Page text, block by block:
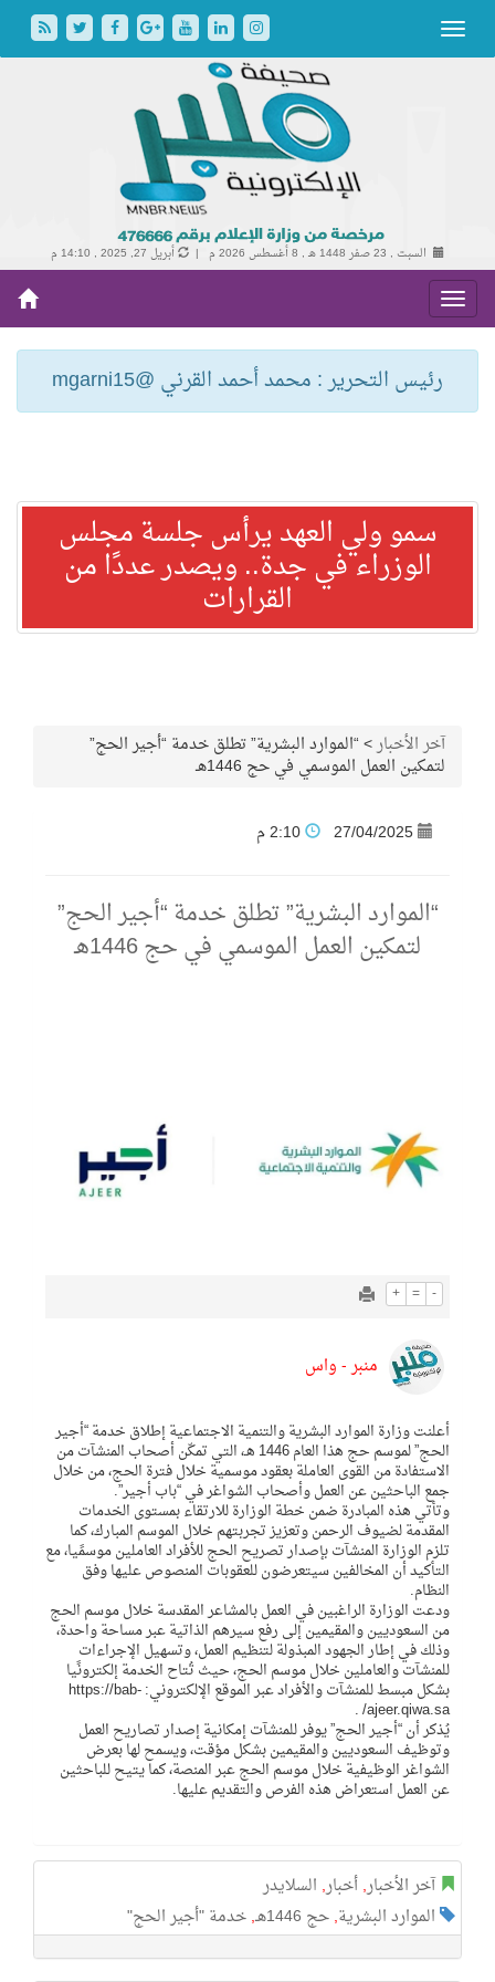
السبت , 23 صفر 1448 هـ , 8 أغسطس 2026 م | أبريل 27, 2025 , 14:10 م
رئيس التحرير : محمد أحمد القرني @mgarni15
سمو ولي العهد يرأس جلسة مجلس
الوزراء في جدة.. ويصدر عددًا من
القرارات
آخر الأخبار>“الموارد البشرية” تطلق خدمة “أجير الحج”
لتمكين العمل الموسمي في حج 1446هـ
27/04/2025
“الموارد البشرية” تطلق خدمة “أجير الحج”
لتمكين العمل الموسمي في حج 1446هـ
+ = -
منبر - واس
أعلنت وزارة الموارد البشرية والتنمية الاجتماعية إطلاق خدمة “أجير
الحج” لموسم حج هذا العام 1446 هـ، التي تمكّن أصحاب المنشآت من
الاستفادة من القوى العاملة بعقود موسمية خلال فترة الحج، من خلال
جمع الباحثين عن العمل وأصحاب الشواغر في “باب أجير”.
وتأتي هذه المبادرة ضمن خطة الوزارة للارتقاء بمستوى الخدمات
المقدمة لضيوف الرحمن وتعزيز تجربتهم خلال الموسم المبارك، كما
تلزم الوزارة المنشآت بإصدار تصريح الحج للأفراد العاملين موسمًيا، مع
التأكيد أن المخالفين سيتعرضون للعقوبات المنصوص عليها وفق
النظام.
ودعت الوزارة الراغبين في العمل بالمشاعر المقدسة خلال موسم الحج
من السعوديين والمقيمين إلى رفع سيرهم الذاتية عبر مساحة واحدة،
وذلك في إطار الجهود المبذولة لتنظيم العمل، وتسهيل الإجراءات
للمنشآت والعاملين خلال موسم الحج، حيث تُتاح الخدمة إلكترونًيا
بشكل مبسط للمنشآت والأفراد عبر الموقع الإلكتروني: https://bab-
ajeer.qiwa.sa/ .
يُذكر أن “أجير الحج” يوفر للمنشآت إمكانية إصدار تصاريح العمل
وتوظيف السعوديين والمقيمين بشكل مؤقت، ويسمح لها بعرض
الشواغر الوظيفية خلال موسم الحج عبر المنصة، كما يتيح للباحثين
عن العمل استعراض هذه الفرص والتقديم عليها.
آخر الأخبار,أخبار, السلايدر
الموارد البشرية,حج 1446هـ ,خدمة "أجير الحج"